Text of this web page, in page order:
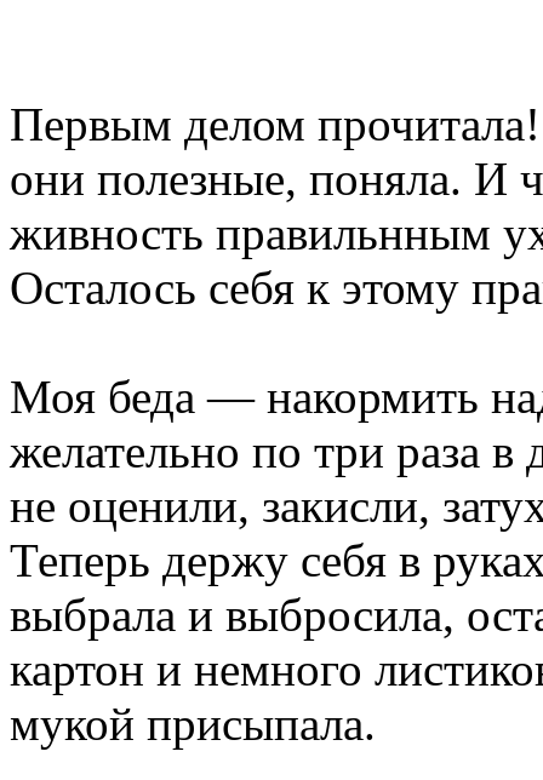
Первым делом
они полезные, поняла. И
живность правильнным
Осталось себя к этому
Моя беда — накормить
желательно по три раза в
не оценили, закисли,
Теперь держу себя в
выбрала и выбросила,
картон и немного
мукой присыпала.